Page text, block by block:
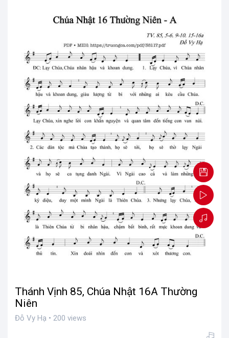
Thánh Vịnh 85, Chúa Nhật 16A Thường
Niên
Đỗ Vy Hạ • 200 views